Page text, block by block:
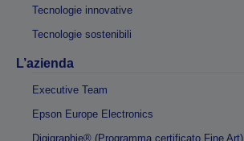
Tecnologie innovative
Tecnologie sostenibili
L’azienda
Executive Team
Epson Europe Electronics
Digigraphie® (Programma certificato Fine Art)